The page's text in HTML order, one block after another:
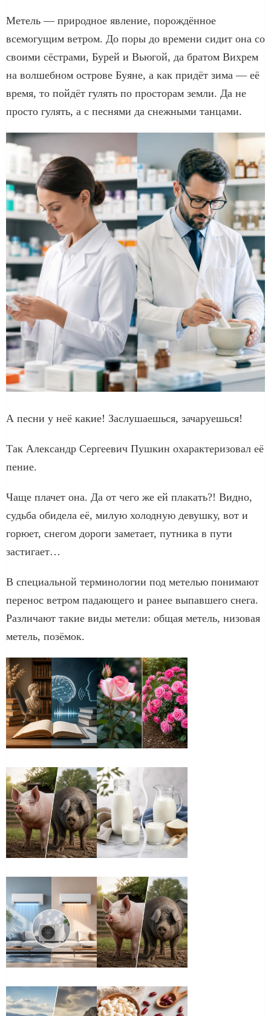
Метель — природное явление, порождённое
всемогущим ветром. До поры до времени сидит она со
своими сёстрами, Бурей и Вьюгой, да братом Вихрем
на волшебном острове Буяне, а как придёт зима — её
время, то пойдёт гулять по просторам земли. Да не
просто гулять, а с песнями да снежными танцами.
А песни у неё какие! Заслушаешься, зачаруешься!
Так Александр Сергеевич Пушкин охарактеризовал её
пение.
Чаще плачет она. Да от чего же ей плакать?! Видно,
судьба обидела её, милую холодную девушку, вот и
горюет, снегом дороги заметает, путника в пути
застигает…
В специальной терминологии под метелью понимают
перенос ветром падающего и ранее выпавшего снега.
Различают такие виды метели: общая метель, низовая
метель, позёмок.